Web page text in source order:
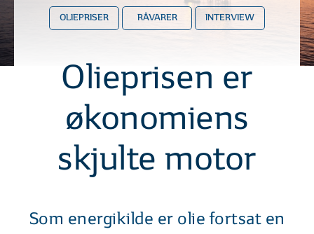
OLIEPRISER RÅVARER INTERVIEW
Olieprisen er
økonomiens
skjulte motor
Som energikilde er olie fortsat en